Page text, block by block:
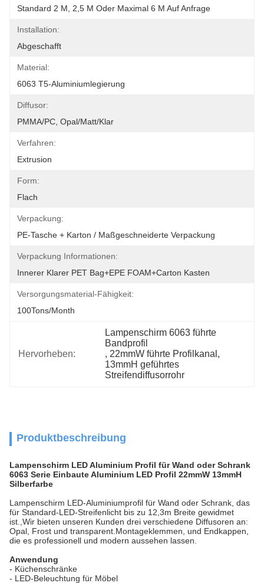
Standard 2 M, 2,5 M Oder Maximal 6 M Auf Anfrage
Installation:
Abgeschafft
Material:
6063 T5-Aluminiumlegierung
Diffusor:
PMMA/PC, Opal/Matt/Klar
Verfahren:
Extrusion
Form:
Flach
Verpackung:
PE-Tasche + Karton / Maßgeschneiderte Verpackung
Verpackung Informationen:
Innerer Klarer PET Bag+EPE FOAM+Carton Kasten
Versorgungsmaterial-Fähigkeit:
100Tons/Month
Hervorheben:
Lampenschirm 6063 führte
Bandprofil
, 22mmW führte Profilkanal ,
13mmH geführtes
Streifendiffusorrohr
Produktbeschreibung
Lampenschirm LED Aluminium Profil für Wand oder Schrank
6063 Serie Einbaute Aluminium LED Profil 22mmW 13mmH
Silberfarbe
Lampenschirm LED-Aluminiumprofil für Wand oder Schrank, das
für Standard-LED-Streifenlicht bis zu 12,3m Breite gewidmet
ist.,Wir bieten unseren Kunden drei verschiedene Diffusoren an:
Opal, Frost und transparent.Montageklemmen, und Endkappen,
die es professionell und modern aussehen lassen.
Anwendung
- Küchenschränke
- LED-Beleuchtung für Möbel